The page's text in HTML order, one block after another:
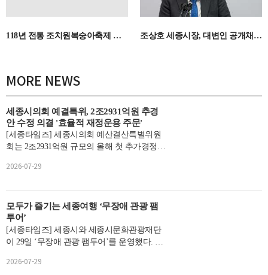
118년 전통 조치원복숭아축제 성황…세종 한여름 달콤한 축제로 물들다 조상호 세종시장, 대변인 공개채용 선언 "내정 없는 공정 인사"
MORE NEWS
세종시의회 예결특위, 2조2931억원 추경
안 수정 의결 '효율적 재정운용 주문'
[세종타임즈] 세종시의회 예산결산특별위원
회는 2조2931억원 규모의 올해 첫 추가경정예
정 ...
2026-07-29
모두가 즐기는 세종여행 ‘무장애 관광 팸
투어’
[세종타임즈] 세종시와 세종시문화관광재단
이 29일 ‘무장애 관광 팸투어’를 운영했다. 이
2026-07-29